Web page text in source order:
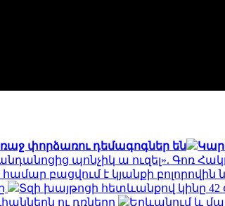
փորձառու դեմագոգներ են
պոնչիկ ա ուզել». Գոռ
բացվում է կյանքի բոլորովին
Տզի խայթոցի հետևանքով կինը 42
ու դռները
Երևանում և